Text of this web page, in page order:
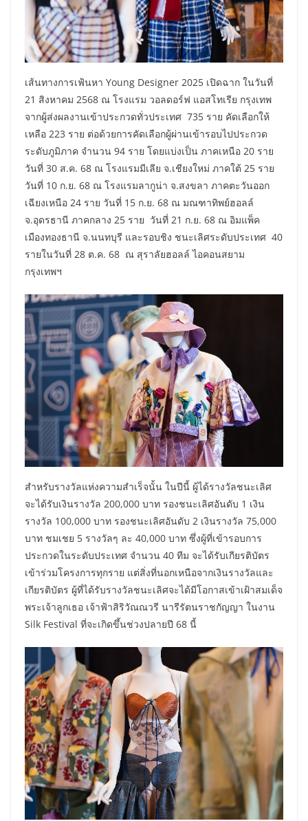
เส้นทางการเฟ้นหา Young Designer 2025 เปิดฉาก ในวันที่
21 สิงหาคม 2568 ณ โรงแรม วอลดอร์ฟ แอสโทเรีย กรุงเทพ
จากผู้ส่งผลงานเข้าประกวดทั่วประเทศ 735 ราย คัดเลือกให้
เหลือ 223 ราย ต่อด้วยการคัดเลือกผู้ผ่านเข้ารอบไปประกวด
ระดับภูมิภาค จำนวน 94 ราย โดยแบ่งเป็น ภาคเหนือ 20 ราย
วันที่ 30 ส.ค. 68 ณ โรงแรมมีเลีย จ.เชียงใหม่ ภาคใต้ 25 ราย
วันที่ 10 ก.ย. 68 ณ โรงแรมลากูน่า จ.สงขลา ภาคตะวันออก
เฉียงเหนือ 24 ราย วันที่ 15 ก.ย. 68 ณ มณฑาทิพย์ฮอลล์
จ.อุดรธานี ภาคกลาง 25 ราย วันที่ 21 ก.ย. 68 ณ อิมแพ็ค
เมืองทองธานี จ.นนทบุรี และรอบชิง ชนะเลิศระดับประเทศ 40
รายในวันที่ 28 ต.ค. 68 ณ สุราลัยฮอลล์ ไอคอนสยาม
กรุงเทพฯ
สำหรับรางวัลแห่งความสำเร็จนั้น ในปีนี้ ผู้ได้รางวัลชนะเลิศ
จะได้รับเงินรางวัล 200,000 บาท รองชนะเลิศอันดับ 1 เงิน
รางวัล 100,000 บาท รองชนะเลิศอันดับ 2 เงินรางวัล 75,000
บาท ชมเชย 5 รางวัลๆ ละ 40,000 บาท ซึ่งผู้ที่เข้ารอบการ
ประกวดในระดับประเทศ จำนวน 40 ทีม จะได้รับเกียรติบัตร
เข้าร่วมโครงการทุกราย แต่สิ่งที่นอกเหนือจากเงินรางวัลและ
เกียรติบัตร ผู้ที่ได้รับรางวัลชนะเลิศจะได้มีโอกาสเข้าเฝ้าสมเด็จ
พระเจ้าลูกเธอ เจ้าฟ้าสิริวัณณวรี นารีรัตนราชกัญญา ในงาน
Silk Festival ที่จะเกิดขึ้นช่วงปลายปี 68 นี้